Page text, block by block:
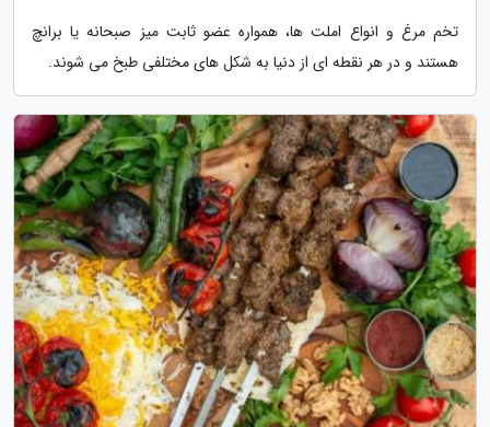
تخم مرغ و انواع املت ها، همواره عضو ثابت میز صبحانه یا برانچ
هستند و در هر نقطه ای از دنیا به شکل های مختلفی طبخ می شوند.